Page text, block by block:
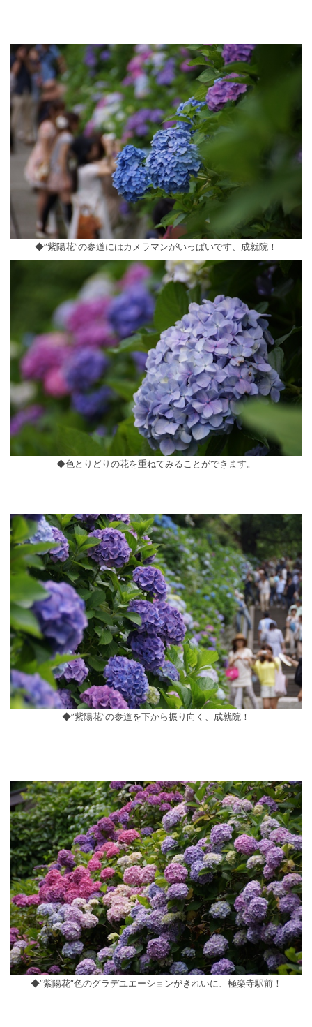
◆”紫陽花”の参道にはカメラマンがいっぱいです、成就院！
◆色とりどりの花を重ねてみることができます。
◆”紫陽花”の参道を下から振り向く、成就院！
◆”紫陽花”色のグラデユエーションがきれいに、極楽寺駅前！